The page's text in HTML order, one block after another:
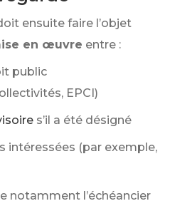
ensuite faire l’objet
en œuvre entre :
public
EPCI)
s’il a été désigné
intéressées (par exemple,
notamment l’échéancier